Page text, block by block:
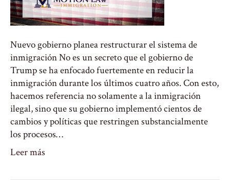
Nuevo gobierno planea restructurar el sistema de
inmigración No es un secreto que el gobierno de
Trump se ha enfocado fuertemente en reducir la
inmigración durante los últimos cuatro años. Con esto,
hacemos referencia no solamente a la inmigración
ilegal, sino que su gobierno implementó cientos de
cambios y políticas que restringen substancialmente
los procesos…
Leer más